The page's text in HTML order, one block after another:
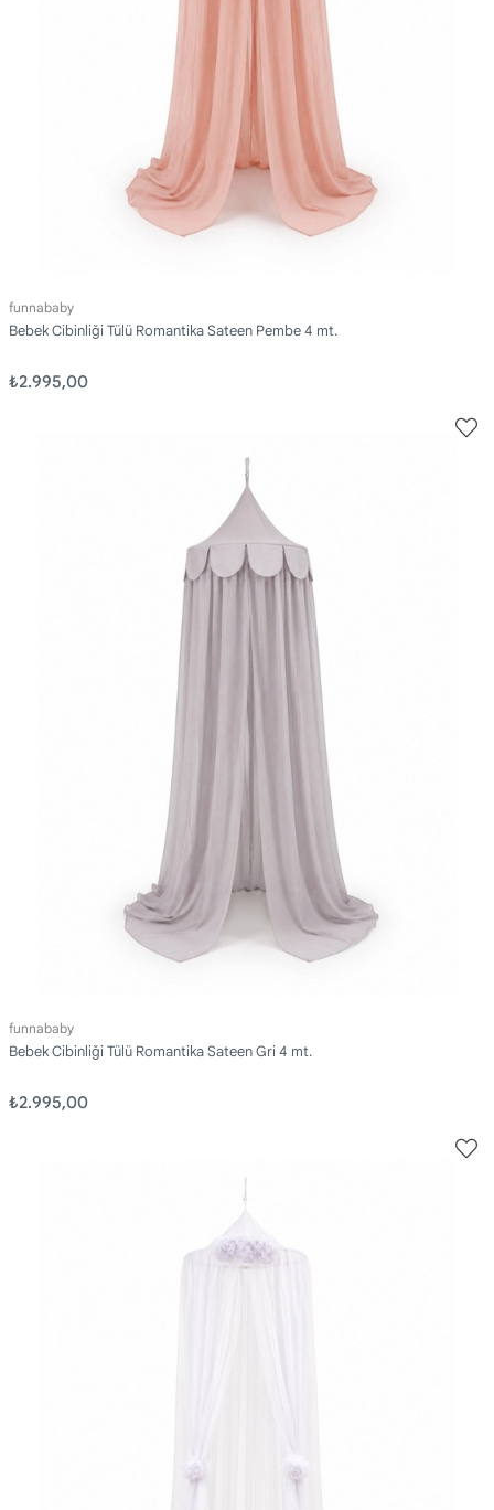
funnababy
Bebek Cibinliği Tülü Romantika Sateen Pembe 4 mt.
₺2.995,00
funnababy
Bebek Cibinliği Tülü Romantika Sateen Gri 4 mt.
₺2.995,00